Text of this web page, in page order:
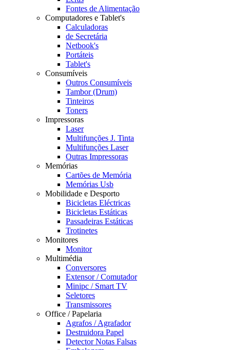
Fontes de Alimentação
Computadores e Tablet's
Calculadoras
de Secretária
Netbook's
Portáteis
Tablet's
Consumíveis
Outros Consumíveis
Tambor (Drum)
Tinteiros
Toners
Impressoras
Laser
Multifunções J. Tinta
Multifunções Laser
Outras Impressoras
Memórias
Cartões de Memória
Memórias Usb
Mobilidade e Desporto
Bicicletas Eléctricas
Bicicletas Estáticas
Passadeiras Estáticas
Trotinetes
Monitores
Monitor
Multimédia
Conversores
Extensor / Comutador
Minipc / Smart TV
Seletores
Transmissores
Office / Papelaria
Agrafos / Agrafador
Destruidora Papel
Detector Notas Falsas